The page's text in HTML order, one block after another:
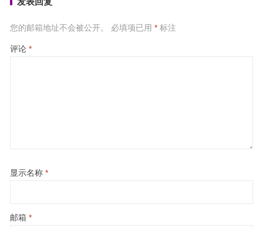
您的邮箱地址不会被公开。 必填项已用 *标注
评论 *
显示名称 *
邮箱 *